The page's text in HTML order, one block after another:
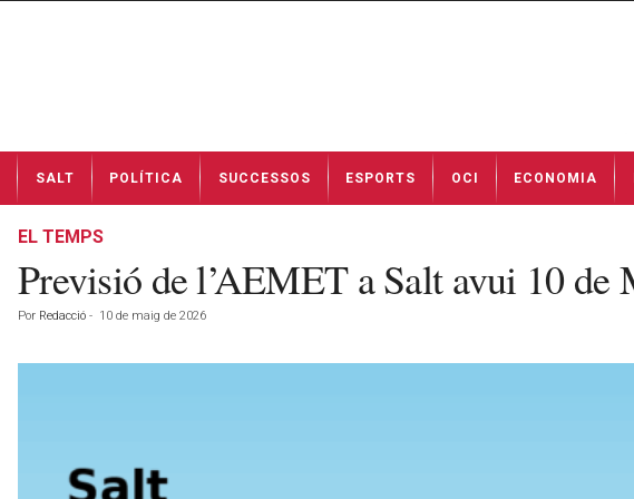
t
SALT POLÍTICA SUCCESSOS ESPORTS OCI ECONOMIA
EL TEMPS
Previsió de l’AEMET a Salt avui 10 de
Por Redacció - 10 de maig de 2026